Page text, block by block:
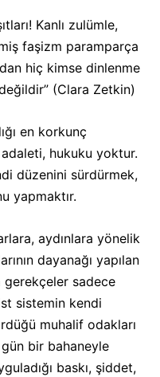
Kanlı zulümle,
faşizm paramparça
hiç kimse dinlenme
(Clara Zetkin)
en korkunç
hukuku yoktur.
düzenini sürdürmek,
yapmaktır.
aydınlara yönelik
dayanağı yapılan
gerekçeler sadece
sistemin kendi
muhalif odakları
bir bahaneyle
baskı, şiddet,